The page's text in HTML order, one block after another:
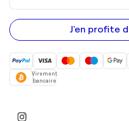
adresse
e-
mail
J'en profite
Virement
bancaire